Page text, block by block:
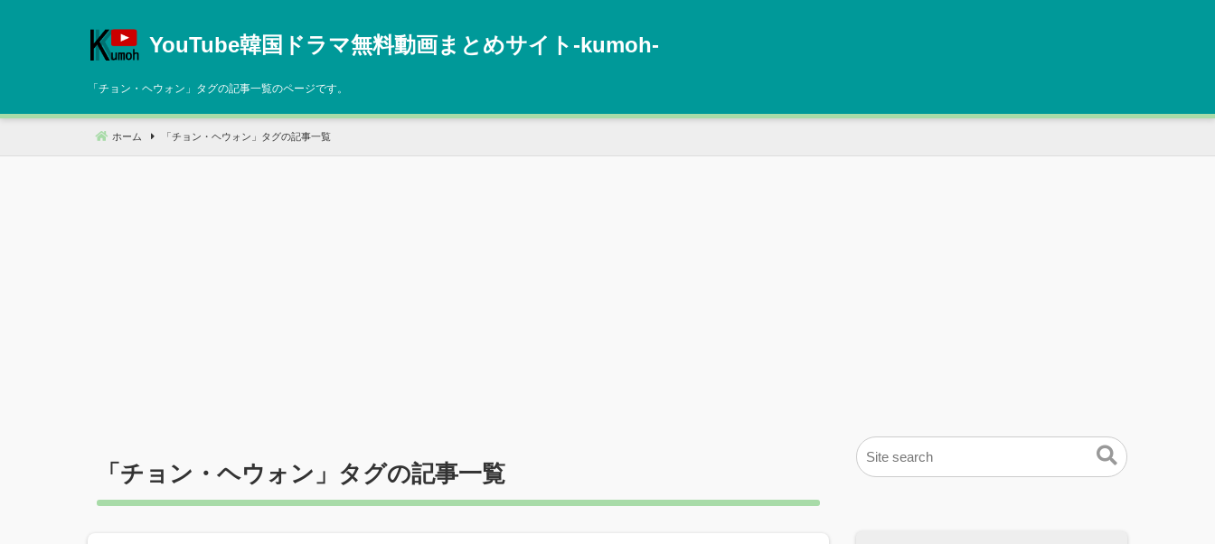
へ
動
YouTube韓国ドラマ無料動画まとめサイト‐kumoh‐
「 チョン・ヘウォン 」タグの記事一覧のページです。
ホーム 「 チョン・ヘウォン 」タグの記事一覧
「 チョン・ヘウォン 」タグの記事一覧